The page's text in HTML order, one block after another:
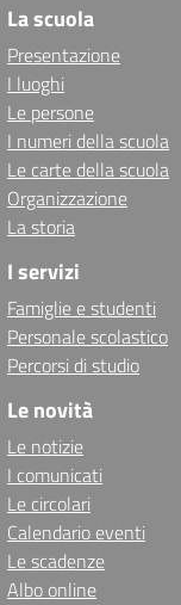
La scuola
Presentazione
I luoghi
Le persone
I numeri della scuola
Le carte della scuola
Organizzazione
La storia
I servizi
Famiglie e studenti
Personale scolastico
Percorsi di studio
Le novità
Le notizie
I comunicati
Le circolari
Calendario eventi
Le scadenze
Albo online